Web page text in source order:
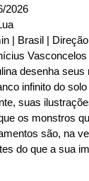
2026
| Brasil |
Vasconcelos
desenha seus
infinito do solo
suas
os monstros
são, na
do que a sua